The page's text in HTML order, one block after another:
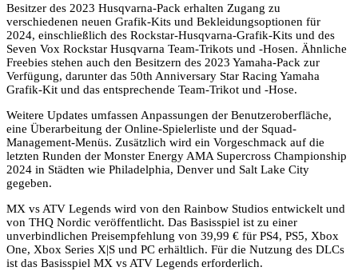
Besitzer des 2023 Husqvarna-Pack erhalten Zugang zu
verschiedenen neuen Grafik-Kits und Bekleidungsoptionen für
2024, einschließlich des Rockstar-Husqvarna-Grafik-Kits und des
Seven Vox Rockstar Husqvarna Team-Trikots und -Hosen. Ähnliche
Freebies stehen auch den Besitzern des 2023 Yamaha-Pack zur
Verfügung, darunter das 50th Anniversary Star Racing Yamaha
Grafik-Kit und das entsprechende Team-Trikot und -Hose.
Weitere Updates umfassen Anpassungen der Benutzeroberfläche,
eine Überarbeitung der Online-Spielerliste und der Squad-
Management-Menüs. Zusätzlich wird ein Vorgeschmack auf die
letzten Runden der Monster Energy AMA Supercross Championship
2024 in Städten wie Philadelphia, Denver und Salt Lake City
gegeben.
MX vs ATV Legends wird von den Rainbow Studios entwickelt und
von THQ Nordic veröffentlicht. Das Basisspiel ist zu einer
unverbindlichen Preisempfehlung von 39,99 € für PS4, PS5, Xbox
One, Xbox Series X|S und PC erhältlich. Für die Nutzung des DLCs
ist das Basisspiel MX vs ATV Legends erforderlich.